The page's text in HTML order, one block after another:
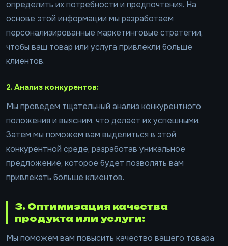
определить их потребности и предпочтения. На
основе этой информации мы разработаем
персонализированные маркетинговые стратегии,
чтобы ваш товар или услуга привлекли больше
клиентов.
2. Анализ конкурентов:
Мы проведем тщательный анализ конкурентного
положения и выясним, что делает их успешными.
Затем мы поможем вам выделиться в этой
конкурентной среде, разработав уникальное
предложение, которое будет позволять вам
привлекать больше клиентов.
3. Оптимизация качества
продукта или услуги:
Мы поможем вам повысить качество вашего товара